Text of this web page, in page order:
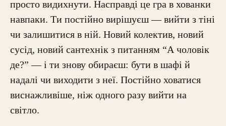
просто видихнути. Насправді це гра в хованки
навпаки. Ти постійно вирішуєш — вийти з тіні
чи залишитися в ній. Новий колектив, новий
сусід, новий сантехнік з питанням “А чоловік
де?” — і ти знову обираєш: бути в шафі й
надалі чи виходити з неї. Постійно ховатися
виснажливіше, ніж одного разу вийти на
світло.